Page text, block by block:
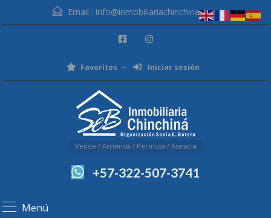
Email : info@inmobiliariachinchina.com
Favoritos Iniciar sesión
Vende / Arrienda / Permuta / Asesora
+57-322-507-3741
Menú